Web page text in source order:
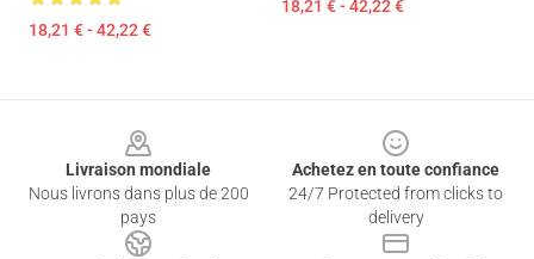
18,21 € - 42,22 €
18,21 € - 42,22 €
Livraison mondiale
Nous livrons dans plus de 200
pays
Achetez en toute confiance
24/7 Protected from clicks to
delivery